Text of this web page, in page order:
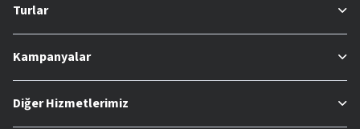
Turlar
Kampanyalar
Diğer Hizmetlerimiz